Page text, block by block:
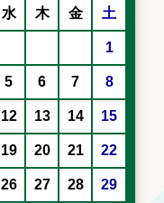
水 木 金 土
1
5 6 7 8
12 13 14 15
19 20 21 22
26 27 28 29